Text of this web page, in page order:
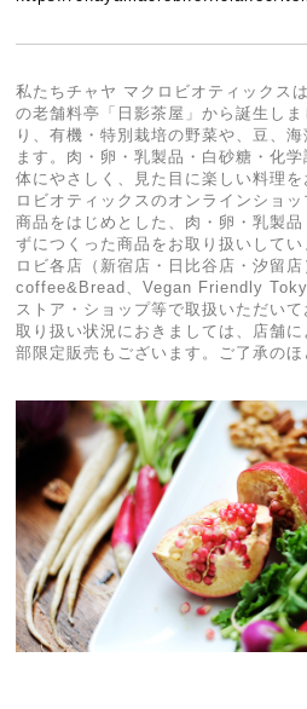
私たちチャヤ マクロビオティックス
の老舗料亭「日影茶屋」から誕生し
り、有機・特別栽培の野菜や、豆、
ます。肉・卵・乳製品・白砂糖・化
体にやさしく、見た目に楽しい料理
ロビオティックスのオンラインショ
商品をはじめとした、肉・卵・乳製
ずにつくった商品をお取り扱いして
ロビ各店（新宿店・日比谷店・汐留
coffee&Bread、Vegan Friendly
ストア・ショップ等で取扱いただい
取り扱い状況におきましては、店舗
部限定販売もございます。ご了承のほ